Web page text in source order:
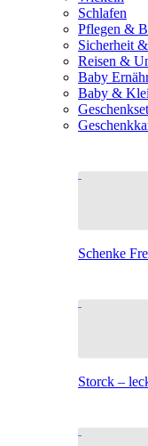
Schlafen
Pflegen &
Sicherheit
Reisen &
Baby
Baby &
Schenke
Storck –